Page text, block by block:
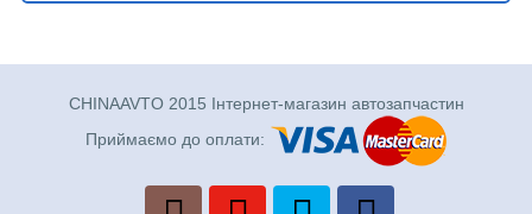
CHINAAVTO 2015 Інтернет-магазин автозапчастин
Приймаємо до оплати: